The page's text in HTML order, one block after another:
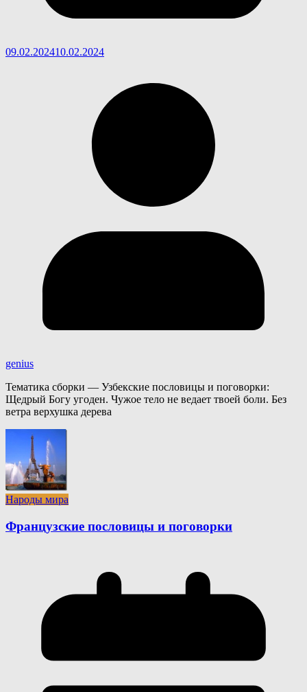
09.02.202410.02.2024
genius
Тематика сборки — Узбекские пословицы и поговорки:
Щедрый Богу угоден. Чужое тело не ведает твоей боли. Без
ветра верхушка дерева
Народы мира
Французские пословицы и поговорки